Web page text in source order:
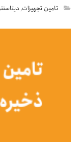
تامین تجهیزات,دیتاسنتر